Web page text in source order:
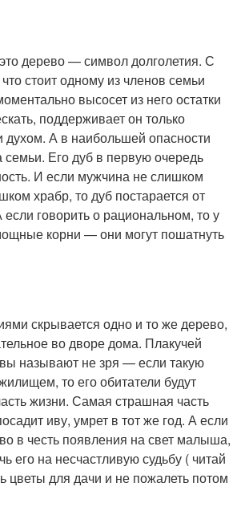
дерево — символ долголетия. С
стоит одному из членов семьи
высосет из него остатки
поддерживает он только
духом. А в наибольшей опасности
семьи. Его дуб в первую очередь
И если мужчина не слишком
храбр, то дуб постарается от
если говорить о рациональном, то у
корни — они могут пошатнуть
скрывается одно и то же дерево,
во дворе дома. Плакучей
называют не зря — если такую
то его обитатели будут
жизни. Самая страшная часть
иву, умрет в тот же год. А если
в честь появления на свет малыша,
его на несчастливую судьбу ( читай
цветы для дачи и не пожалеть потом